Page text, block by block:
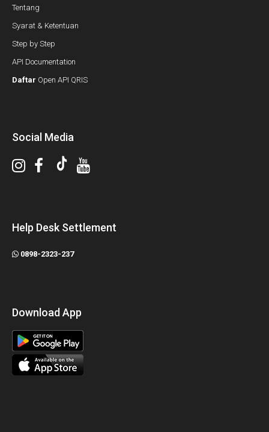
Tentang
Syarat & Ketentuan
Step by Step
API Documentation
Daftar Open API QRIS
Social Media
Help Desk Settlement
0898-2323-237
Download App